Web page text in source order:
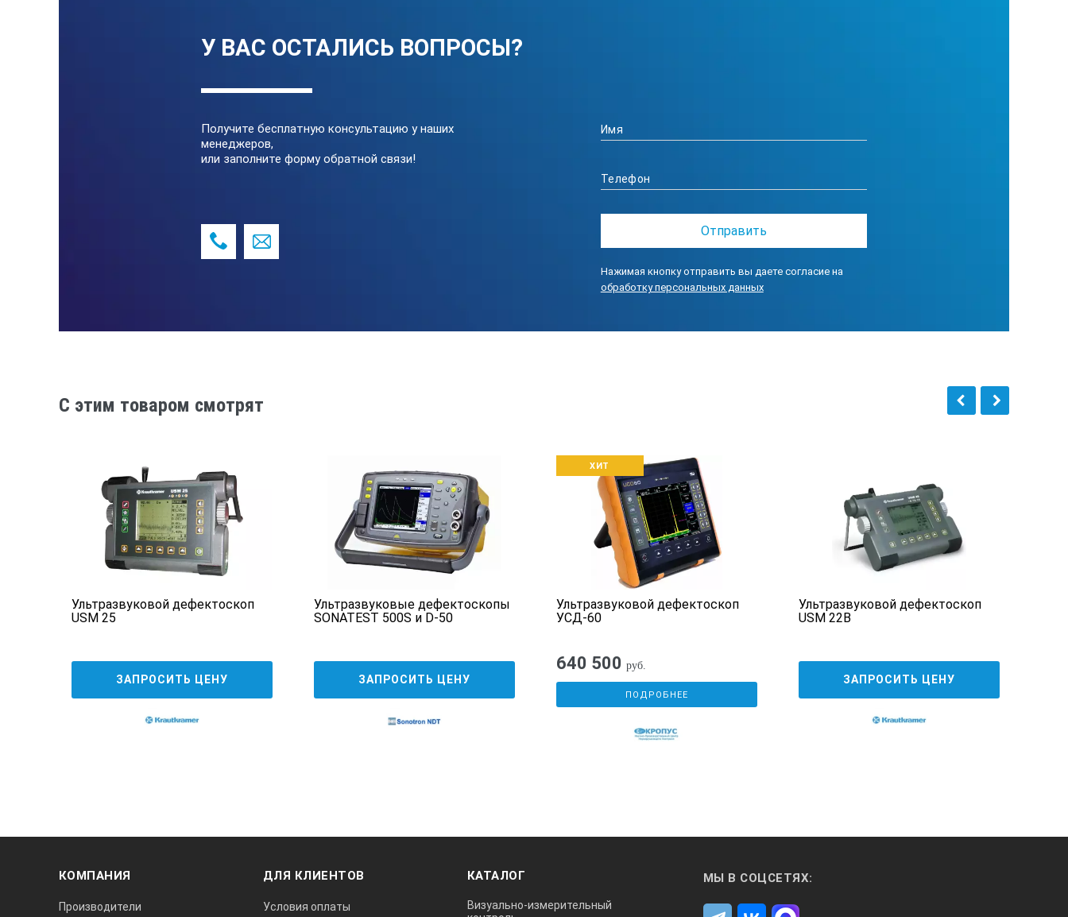
У ВАС ОСТАЛИСЬ ВОПРОСЫ?
Получите бесплатную консультацию у наших
менеджеров,
или заполните форму обратной связи!
Нажимая кнопку отправить вы даете согласие на
обработку персональных данных
C этим товаром смотрят
Ультразвуковой дефектоскоп
USM 25
ЗАПРОСИТЬ ЦЕНУ
Ультразвуковые дефектоскопы
SONATEST 500S и D-50
ЗАПРОСИТЬ ЦЕНУ
ХИТ
Ультразвуковой дефектоскоп
УСД-60
640 500 руб.
ПОДРОБНЕЕ
Ультразвуковой дефектоскоп
USM 22B
ЗАПРОСИТЬ ЦЕНУ
КОМПАНИЯ
Производители
ДЛЯ КЛИЕНТОВ
Условия оплаты
КАТАЛОГ
Визуально-измерительный
МЫ В СОЦСЕТЯХ: